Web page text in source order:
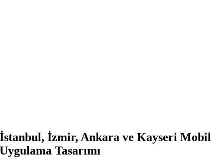
İstanbul, İzmir, Ankara ve Kayseri Mobil
Uygulama Tasarımı